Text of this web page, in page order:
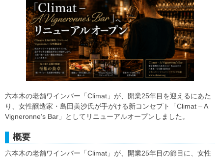
六本木の老舗ワインバー「Climat」が、開業25年目を迎えるにあた
り、女性醸造家・島田美沙氏が手がける新コンセプト「Climat – A
Vigneronne’s Bar」としてリニューアルオープンしました。
概要
六本木の老舗ワインバー「Climat」が、開業25年目の節目に、女性